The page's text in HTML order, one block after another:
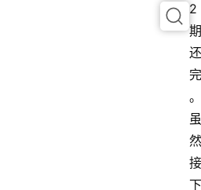
2
期
还
完
。
虽
然
接
下